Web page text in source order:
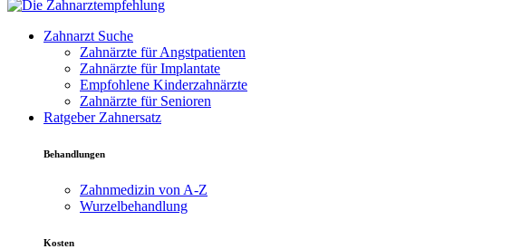
Zahnarzt Suche
Zahnärzte für Angstpatienten
Zahnärzte für Implantate
Empfohlene Kinderzahnärzte
Zahnärzte für Senioren
Ratgeber Zahnersatz
Behandlungen
Zahnmedizin von A-Z
Wurzelbehandlung
Kosten